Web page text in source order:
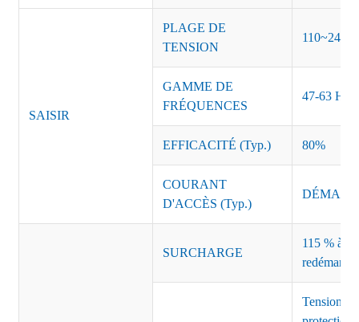
SAISIR
PLAGE DE
TENSION
110~240
GAMME DE
FRÉQUENCES
47-63 Hz
EFFICACITÉ (Typ.) 80%
COURANT
D'ACCÈS (Typ.)
SURCHARGE
115 % à
Tension